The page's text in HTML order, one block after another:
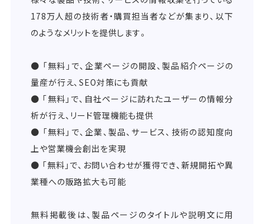
178万人超の技術者・購買担当者などが集まり、以下
のようなメリットを提供します。
● 「無料」で、企業ページの開設、製品紹介ページの
量産が行え、SEO対策にも貢献
● 「無料」で、自社ページに訪れたユーザーの情報分
析が行え、リード管理機能も提供
● 「無料」で、企業、製品、サービス、技術の認知度向
上や営業機会創出を実現
● 「無料」で、お問い合わせが獲得でき、新規開拓や異
業種への販路拡大も可能
無料掲載後は、製品ページのタイトルや説明文に用